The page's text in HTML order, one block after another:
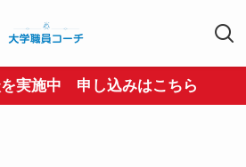
実施中 申し込みはこちら